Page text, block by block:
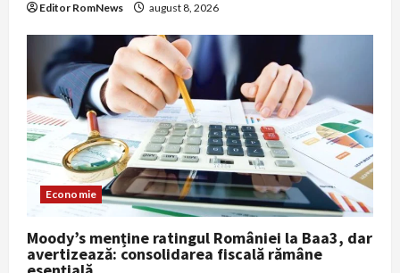
Editor RomNews august 8, 2026
Economie
Moody’s menține ratingul României la Baa3, dar
avertizează: consolidarea fiscală rămâne